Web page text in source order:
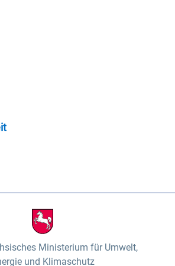
Ministerium für Umwelt,
und Klimaschutz